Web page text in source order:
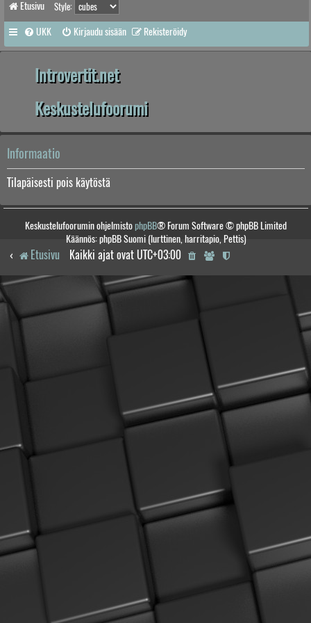
Etusivu Style:
UKK Kirjaudu sisään Rekisteröidy
Introvertit.net
Keskustelufoorumi
Informaatio
Tilapäisesti pois käytöstä
Keskustelufoorumin ohjelmistophpBB® Forum Software © phpBB Limited
Käännös: phpBB Suomi (lurttinen, harritapio, Pettis)
Etusivu Kaikki ajat ovat UTC+03:00